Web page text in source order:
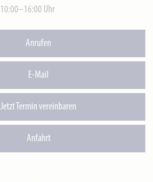
10:00–16:00 Uhr
Anrufen
E-Mail
Jetzt Termin vereinbaren
Anfahrt